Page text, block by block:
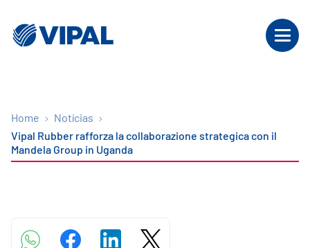
Home
Notícias
Vipal Rubber rafforza la collaborazione strategica con il
Mandela Group in Uganda